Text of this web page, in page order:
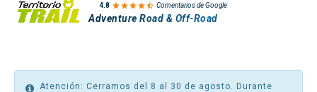
4.8  Comentarios de Google
Adventure Road & Off-Road
Atención: Cerramos del 8 al 30 de agosto. Durante